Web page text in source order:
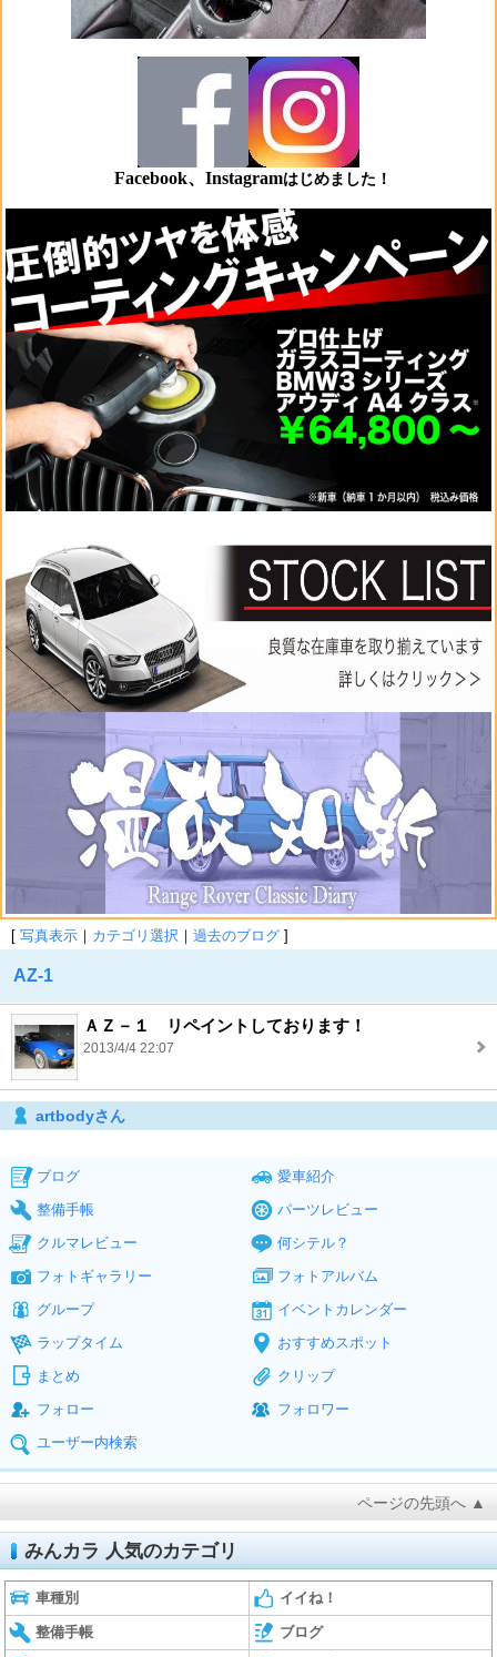
Facebook、Instagramはじめました！
[ 写真表示 ｜ カテゴリ選択 ｜ 過去のブログ ]
AZ-1
ＡＺ－１ リペイントしております！
2013/4/4 22:07
artbodyさん
ブログ
愛車紹介
整備手帳
パーツレビュー
クルマレビュー
何シテル？
フォトギャラリー
フォトアルバム
グループ
イベントカレンダー
ラップタイム
おすすめスポット
まとめ
クリップ
フォロー
フォロワー
ユーザー内検索
ページの先頭へ ▲
みんカラ 人気のカテゴリ
車種別 イイね！
整備手帳 ブログ